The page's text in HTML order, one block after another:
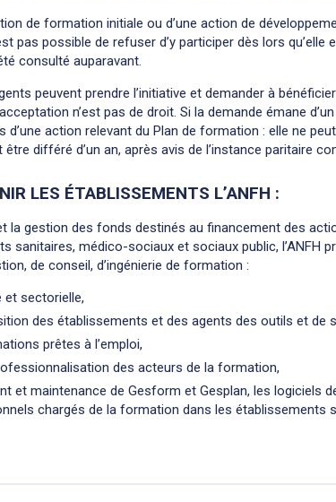
de formation initiale ou d’une action de
pas possible de refuser d’y participer dès lors qu’elle
consulté auparavant.
peuvent prendre l’initiative et demander à
n’est pas de droit. Si la demande émane
d’une action relevant du Plan de formation : elle ne
différé d’un an, après avis de l’instance paritaire
LES ÉTABLISSEMENTS L’ANFH :
la gestion des fonds destinés au financement des
sanitaires, médico-sociaux et sociaux public, l’ANFH
de conseil, d’ingénierie de formation :
et sectorielle,
des établissements et des agents des outils et de
prêtes à l’emploi,
des acteurs de la formation,
et maintenance de Gesform et Gesplan, les logiciels
chargés de la formation dans les établissements